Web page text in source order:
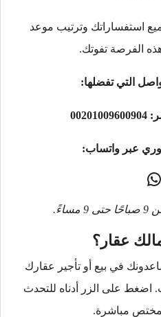
استفساراتك وترتيب موعد
هذه الفرصة تفوتك.
التي تفضلها:
00201009600904
عبر واتساب:
عقار؟
في بيع أو تأجير عقارك
على الزر أدناه للتحدث
مباشرة.